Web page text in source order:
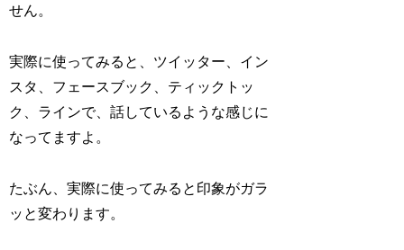
せん。
実際に使ってみると、ツイッター、イン
スタ、フェースブック、ティックトッ
ク、ラインで、話しているような感じに
なってますよ。
たぶん、実際に使ってみると印象がガラ
ッと変わります。